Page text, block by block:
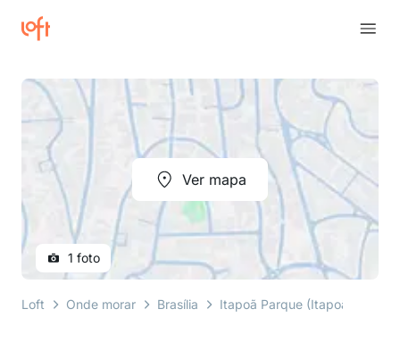
Ver mapa
1 foto
Loft Onde morar Brasília Itapoã Parque (Itapoã)